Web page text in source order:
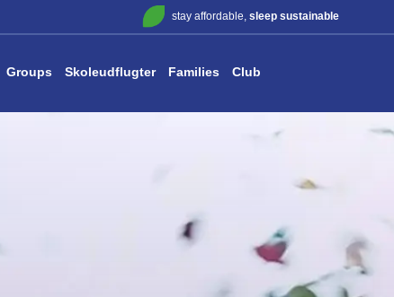
stay affordable, sleep sustainable
Groups Skoleudflugter Families Club